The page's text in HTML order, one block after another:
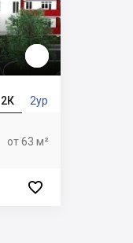
2К 2ур
от 63 м²
